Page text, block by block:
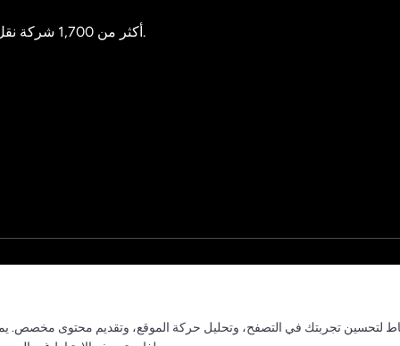
تدعم Track123 أكثر من 1,700 شركة نقل، مما يمنحك رؤية في الوقت الفعلي لكل شحنة.